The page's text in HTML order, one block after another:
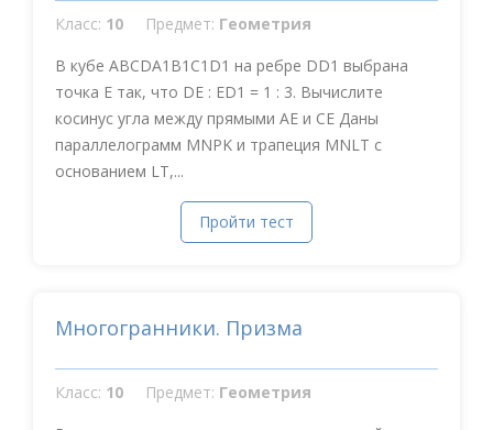
Класс: 10 Предмет: Геометрия
В кубе ABCDA1B1C1D1 на ребре DD1 выбрана
точка Е так, что DE : ED1 = 1 : 3. Вычислите
косинус угла между прямыми АЕ и СE Даны
параллелограмм MNPK и трапеция MNLT с
основанием LT,...
Пройти тест
Многогранники. Призма
Класс: 10 Предмет: Геометрия